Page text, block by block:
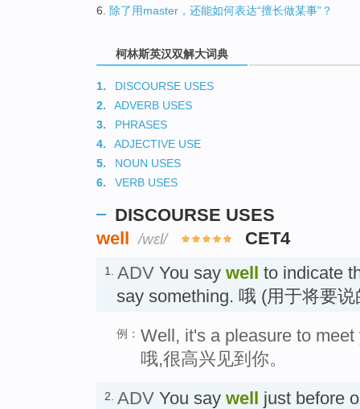
6.
除了用master，还能如何表达“擅长做某事”？
柯林斯英汉双解大词典
1.
DISCOURSE USES
2.
ADVERB USES
3.
PHRASES
4.
ADJECTIVE USE
5.
NOUN USES
6.
VERB USES
DISCOURSE USES
well /wɛl/ CET4
1. ADV You say well to indicate
say something. 哦 (用于将要
例： Well, it's a pleasure to meet
哦,很高兴见到你。
2. ADV You say well just before